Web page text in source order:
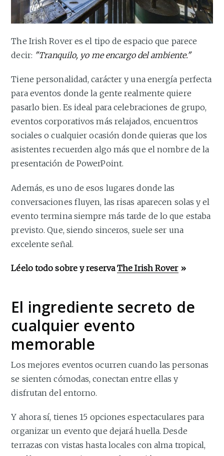
The Irish Rover es el tipo de espacio que parece
decir: "Tranquilo, yo me encargo del ambiente."
Tiene personalidad, carácter y una energía perfecta
para eventos donde la gente realmente quiere
pasarlo bien. Es ideal para celebraciones de grupo,
eventos corporativos más relajados, encuentros
sociales o cualquier ocasión donde quieras que los
asistentes recuerden algo más que el nombre de la
presentación de PowerPoint.
Además, es uno de esos lugares donde las
conversaciones fluyen, las risas aparecen solas y el
evento termina siempre más tarde de lo que estaba
previsto. Que, siendo sinceros, suele ser una
excelente señal.
Léelo todo sobre y reservaThe Irish Rover»
El ingrediente secreto de
cualquier evento
memorable
Los mejores eventos ocurren cuando las personas
se sienten cómodas, conectan entre ellas y
disfrutan del entorno.
Y ahora sí, tienes 15 opciones espectaculares para
organizar un evento que dejará huella. Desde
terrazas con vistas hasta locales con alma tropical,